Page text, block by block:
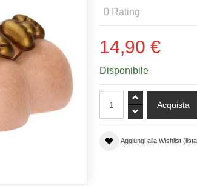
0 Rating
14,90 €
Disponibile
Aggiungi alla Wishlist